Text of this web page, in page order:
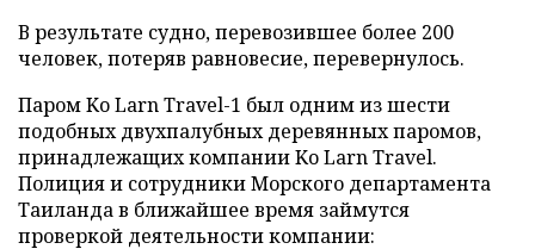
В результате судно, перевозившее более 200
человек, потеряв равновесие, перевернулось.
Паром Ko Larn Travel-1 был одним из шести
подобных двухпалубных деревянных паромов,
принадлежащих компании Ko Larn Travel.
Полиция и сотрудники Морского департамента
Таиланда в ближайшее время займутся
проверкой деятельности компании: